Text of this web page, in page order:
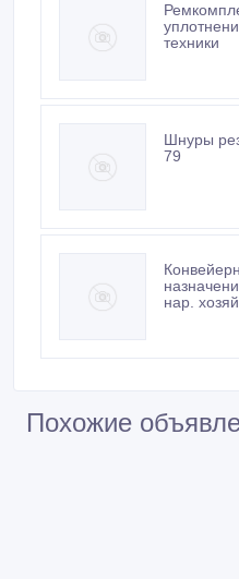
техники
Шнуры
79
нар.
Похожие